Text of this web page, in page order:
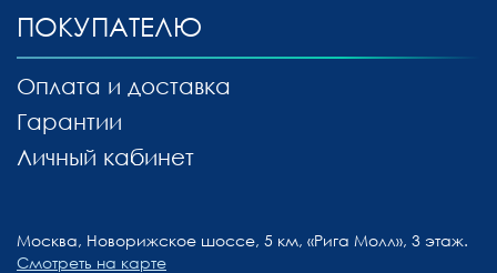
ПОКУПАТЕЛЮ
Оплата и доставка
Гарантии
Личный кабинет
Москва, Новорижское шоссе, 5 км, «Рига Молл», 3 этаж.
Смотреть на карте